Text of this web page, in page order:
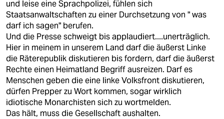
und leise eine Sprachpolizei, fühlen sich
Staatsanwaltschaften zu einer Durchsetzung von " was
darf ich sagen" berufen.
Und die Presse schweigt bis applaudiert....unerträglich.
Hier in meinem in unserem Land darf die äußerst Linke
die Räterepublik diskutieren bis fordern, darf die äußerst
Rechte einen Heimatland Begriff ausreizen. Darf es
Menschen geben die eine linke Volksfront diskutieren,
dürfen Prepper zu Wort kommen, sogar wirklich
idiotische Monarchisten sich zu wortmelden.
Das hält, muss die Gesellschaft aushalten.